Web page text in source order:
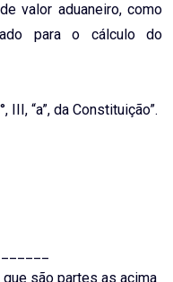
valor aduaneiro, como
para o cálculo do
“a”, da Constituição”.
são partes as acima